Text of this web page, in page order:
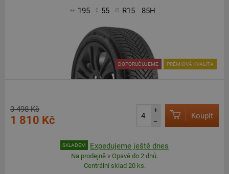
195 55 R15 85H
DOPORUČUJEME PRÉMIOVÁ KVALITA
3 498 Kč
1 810 Kč
+
–
Koupit
SKLADEM Expedujeme ještě dnes
Na prodejně v Opavě do 2 dnů.
Centrální sklad 20 ks.